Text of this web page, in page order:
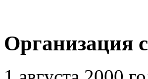
Организация